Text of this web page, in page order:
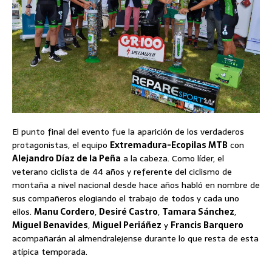
El punto final del evento fue la aparición de los verdaderos
protagonistas, el equipo Extremadura-Ecopilas MTB con
Alejandro Díaz de la Peña a la cabeza. Como líder, el
veterano ciclista de 44 años y referente del ciclismo de
montaña a nivel nacional desde hace años habló en nombre de
sus compañeros elogiando el trabajo de todos y cada uno
ellos. Manu Cordero, Desiré Castro, Tamara Sánchez,
Miguel Benavides,Miguel Periáñez y Francis Barquero
acompañarán al almendralejense durante lo que resta de esta
atípica temporada.